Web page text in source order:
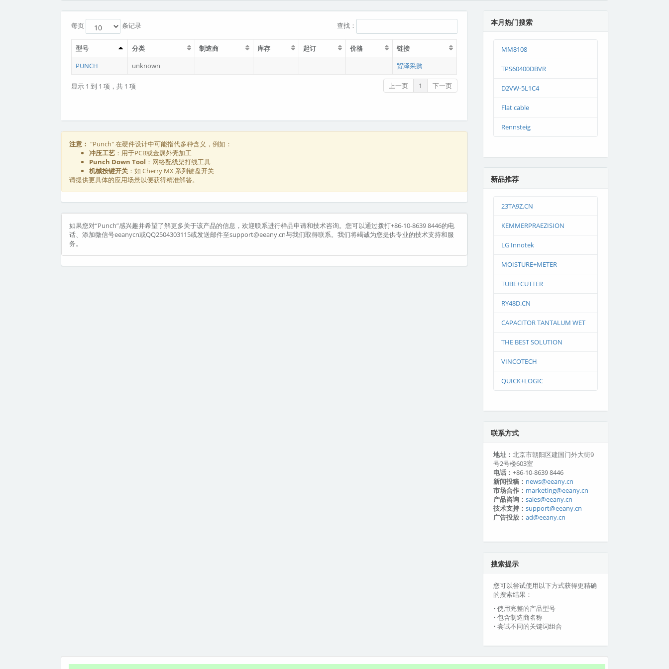
每页 条记录 查找：
型号 分类 制造商 库存 起订 价格
链接
PUNCH
unknown 贸泽采购
显示 1 到 1 项，共 1 项 上一页 1 下一页
注意： "Punch" 在硬件设计中可能指代多种含义，例如：
冲压工艺 ：用于PCB或金属外壳加工
Punch Down Tool ：网络配线架打线工具
机械按键开关 ：如 Cherry MX 系列键盘开关
请提供更具体的应用场景以便获得精准解答。
如果您对“Punch”感兴趣并希望了解更多关于该产品的信息，欢迎联系进行样品申请和技术咨询。您可以通过拨打+86-10-8639 8446的电
话、添加微信号eeanycn或QQ2504303115或发送邮件至support@eeany.cn与我们取得联系。我们将竭诚为您提供专业的技术支持和服
务。
本月热门搜索
MM8108
TPS60400DBVR
D2VW-5L1C4
Flat cable
Rennsteig
新品推荐
23TA9Z.CN
KEMMERPRAEZISION
LG Innotek
MOISTURE+METER
TUBE+CUTTER
RY48D.CN
CAPACITOR TANTALUM WET
THE BEST SOLUTION
VINCOTECH
QUICK+LOGIC
联系方式
地址： 北京市朝阳区建国门外大街9
号2号楼603室
电话： +86-10-8639 8446
新闻投稿： news@eeany.cn
市场合作： marketing@eeany.cn
产品咨询： sales@eeany.cn
技术支持： support@eeany.cn
广告投放： ad@eeany.cn
搜索提示
您可以尝试使用以下方式获得更精确
的搜索结果：
• 使用完整的产品型号
• 包含制造商名称
• 尝试不同的关键词组合